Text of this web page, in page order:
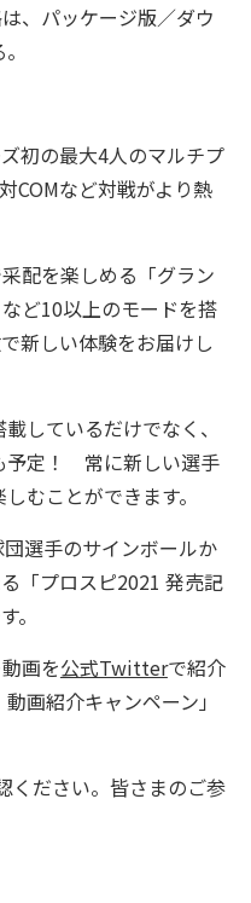
、パッケージ版／ダウ
初の最大4人のマルチプ
COMなど対戦がより熱
配を楽しめる「グラン
ど10以上のモードを搭
新しい体験をお届けし
しているだけでなく、
予定！ 常に新しい選手
むことができます。
選手のサインボールか
「プロスピ2021 発売記
。
画を公式Twitterで紹介
画紹介キャンペーン」
ください。皆さまのご参